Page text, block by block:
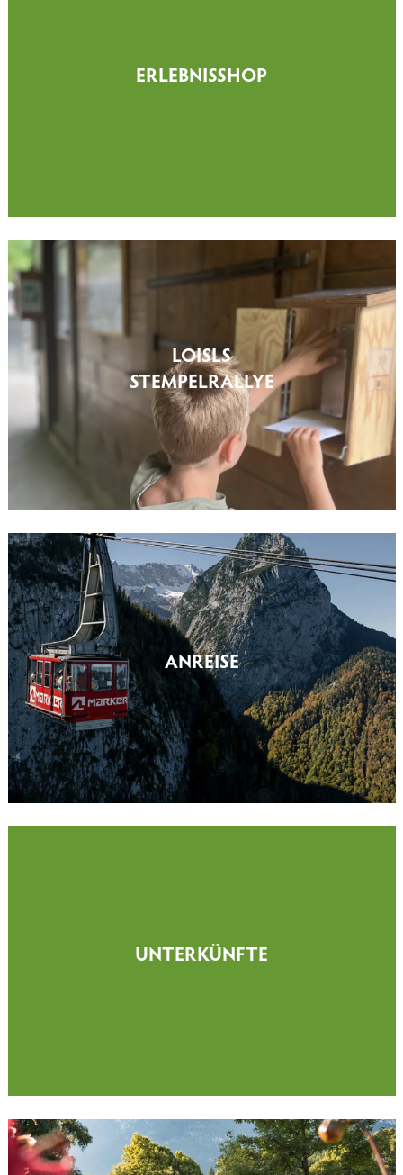
ERLEBNISSHOP
LOISLS
STEMPELRALLYE
ANREISE
UNTERKÜNFTE